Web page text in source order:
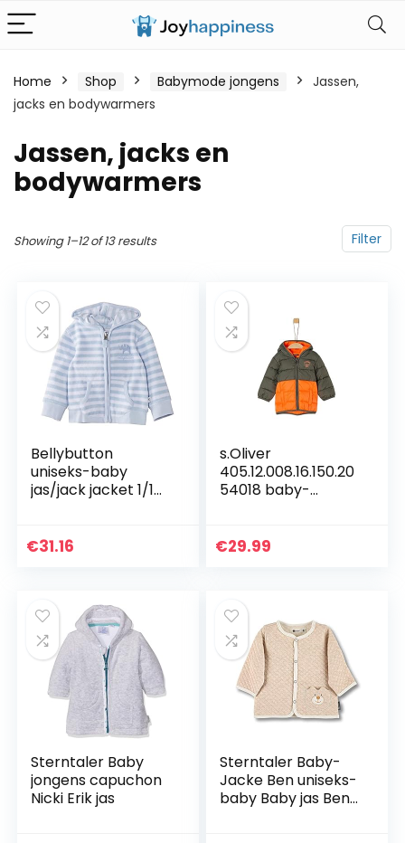
Home Shop Babymode jongens
Jassen,
jacks en bodywarmers
Jassen, jacks en
bodywarmers
Filter
Showing 1–12 of 13 results
Bellybutton
uniseks-baby
jas/jack jacket 1/1
€31.16
s.Oliver
405.12.008.16.150.20
54018 baby-
€29.99
Sterntaler Baby
jongens capuchon
Nicki Erik jas
Sterntaler Baby-
Jacke Ben uniseks-
baby Baby jas Ben